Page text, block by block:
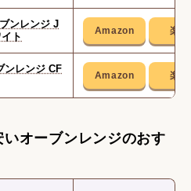
ンレンジ J
ホワイト
ンレンジ CF
いオーブンレンジのおす